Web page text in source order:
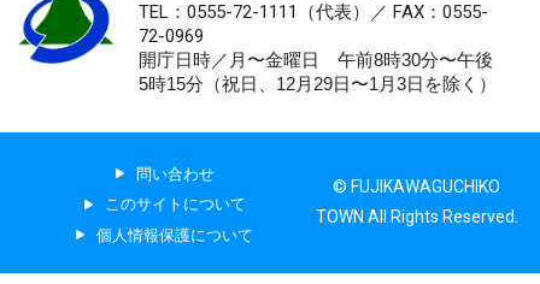
TEL：0555-72-1111 （代表）／ FAX：0555-
72-0969
開庁日時／月〜金曜日 午前8時30分〜午後
5時15分（祝日、12月29日〜1月3日を除く）
問い合わせ
このサイトについて
個人情報保護について
© FUJIKAWAGUCHIKO
TOWN All Rights Reserved.